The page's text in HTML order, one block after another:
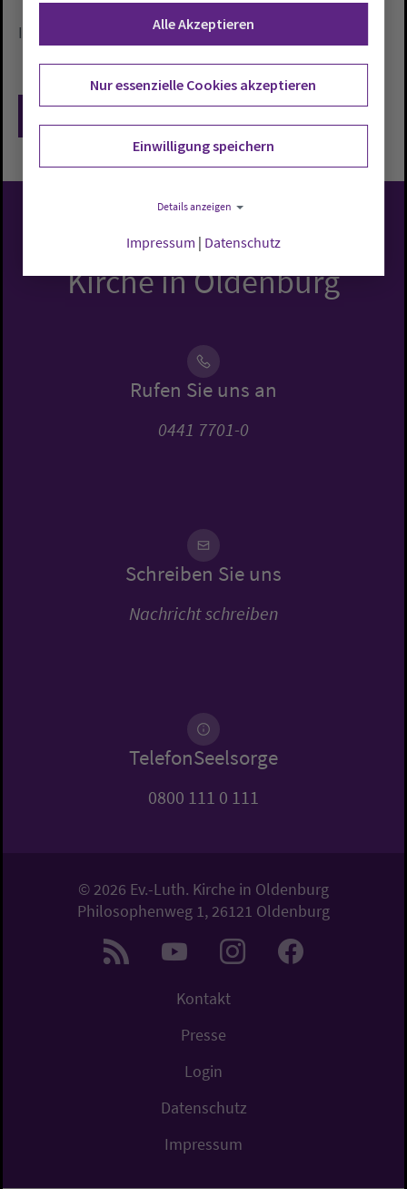
Internet: www.dw-ol.de
Evangelisch-Lutherische
Kirche in Oldenburg
Rufen Sie uns an
0441 7701-0
Schreiben Sie uns
Nachricht schreiben
TelefonSeelsorge
0800 111 0 111
© 2026 Ev.-Luth. Kirche in Oldenburg
Philosophenweg 1, 26121 Oldenburg
Kontakt
Presse
Login
Datenschutz
Impressum
Alle Akzeptieren
Nur essenzielle Cookies akzeptieren
Einwilligung speichern
Details anzeigen
Impressum | Datenschutz